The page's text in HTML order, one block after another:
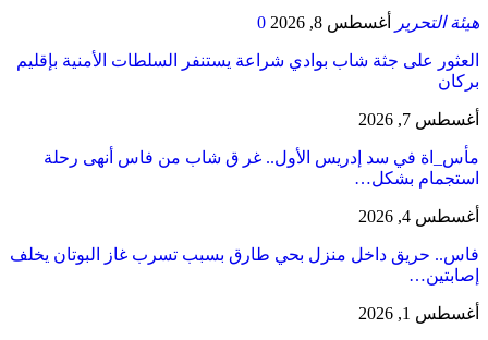
هيئة التحرير أغسطس 8, 2026 0
العثور على جثة شاب بوادي شراعة يستنفر السلطات الأمنية بإقليم
بركان
أغسطس 7, 2026
مأس_اة في سد إدريس الأول.. غر ق شاب من فاس أنهى رحلة
استجمام بشكل…
أغسطس 4, 2026
فاس.. حريق داخل منزل بحي طارق بسبب تسرب غاز البوتان يخلف
إصابتين…
أغسطس 1, 2026